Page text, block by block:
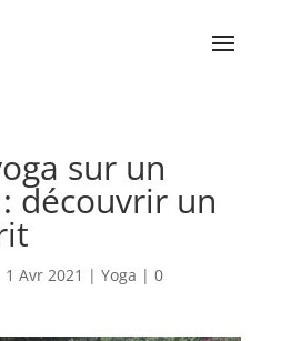
sur un
découvrir un
1 Avr 2021 | Yoga | 0